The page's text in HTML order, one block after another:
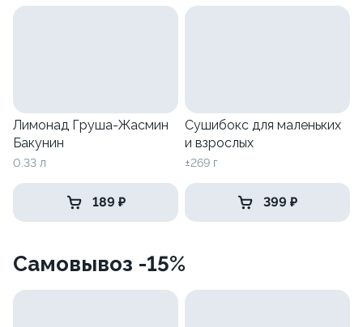
Лимонад Груша-Жасмин
Бакунин
0.33 л
189 ₽
Сушибокс для маленьких
и взрослых
±269 г
399 ₽
Самовывоз -15%